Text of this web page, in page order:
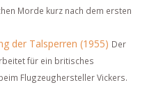
Morde kurz nach dem ersten
der Talsperren (1955) Der
für ein britisches
Flugzeughersteller Vickers.